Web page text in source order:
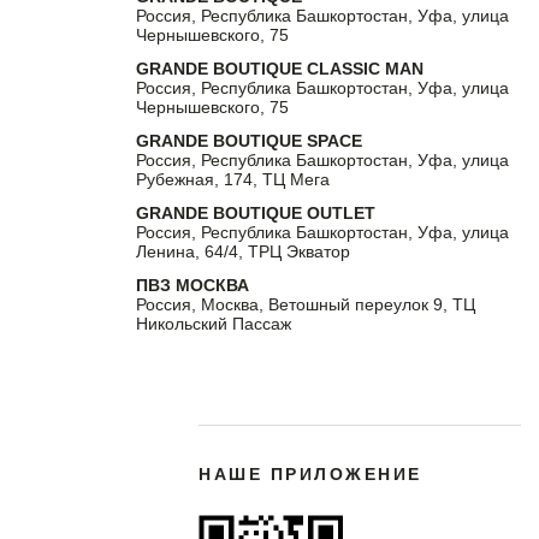
Россия, Республика Башкортостан, Уфа, улица
Чернышевского, 75
GRANDE BOUTIQUE CLASSIC MAN
Россия, Республика Башкортостан, Уфа, улица
Чернышевского, 75
GRANDE BOUTIQUE SPACE
Россия, Республика Башкортостан, Уфа, улица
Рубежная, 174, ТЦ Мега
GRANDE BOUTIQUE OUTLET
Россия, Республика Башкортостан, Уфа, улица
Ленина, 64/4, ТРЦ Экватор
ПВЗ МОСКВА
Россия, Москва, Ветошный переулок 9, ТЦ
Никольский Пассаж
НАШЕ ПРИЛОЖЕНИЕ